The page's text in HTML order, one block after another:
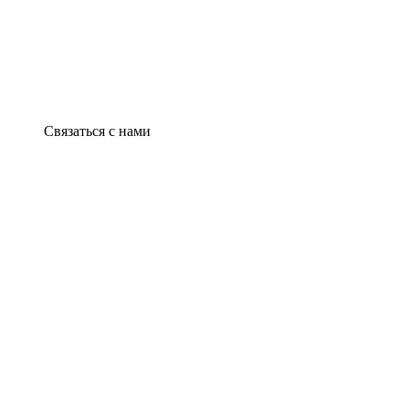
Связаться с нами